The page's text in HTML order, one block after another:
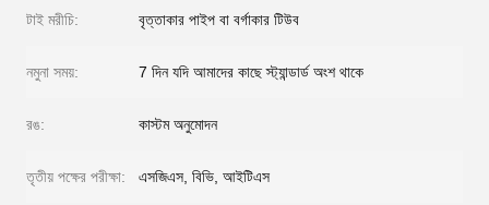
টাই মরীচি: বৃত্তাকার পাইপ বা বর্গাকার টিউব
নমুনা সময়: 7 দিন যদি আমাদের কাছে স্ট্যান্ডার্ড অংশ থাকে
রঙ: কাস্টম অনুমোদন
তৃতীয় পক্ষের পরীক্ষা: এসজিএস, বিভি, আইটিএস